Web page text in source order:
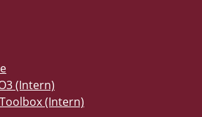
(Intern)
(Intern)